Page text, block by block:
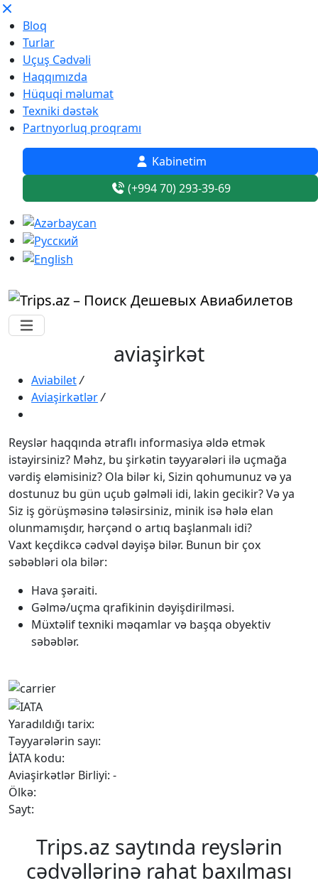
Bloq
Turlar
Uçuş Cədvəli
Haqqımızda
Hüquqi məlumat
Texniki dəstək
Partnyorluq proqramı
Kabinetim
(+994 70) 293-39-69
aviaşirkət
Aviabilet/
Aviaşirkətlər/
Reyslər haqqında ətraflı informasiya əldə etmək
istəyirsiniz? Məhz, bu şirkətin təyyarələri ilə uçmağa
vərdiş eləmisiniz? Ola bilər ki, Sizin qohumunuz və ya
dostunuz bu gün uçub gəlməli idi, lakin gecikir? Və ya
Siz iş görüşməsinə tələsirsiniz, minik isə hələ elan
olunmamışdır, hərçənd o artıq başlanmalı idi?
Vaxt keçdikcə cədvəl dəyişə bilər. Bunun bir çox
səbəbləri ola bilər:
Hava şəraiti.
Gəlmə/uçma qrafikinin dəyişdirilməsi.
Müxtəlif texniki məqamlar və başqa obyektiv
səbəblər.
Yaradıldığı tarix:
Təyyarələrin sayı:
İATA kodu:
Aviaşirkətlər Birliyi: -
Ölkə:
Sayt:
Trips.az saytında reyslərin
cədvəllərinə rahat baxılması